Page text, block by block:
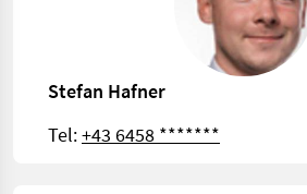
Stefan Hafner
Tel:+43 6458 *******